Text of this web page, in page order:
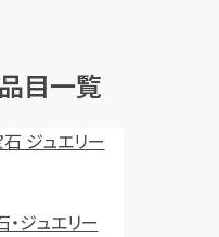
目一覧
・ジュエリー